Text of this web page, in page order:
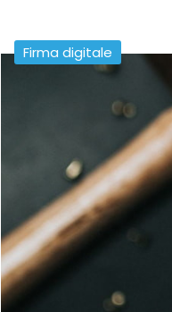
Firma digitale